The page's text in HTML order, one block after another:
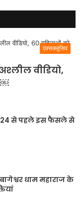
एक्सक्लूसिव
वीडियो,
से पहले इस फैसले से
धाम महाराज के